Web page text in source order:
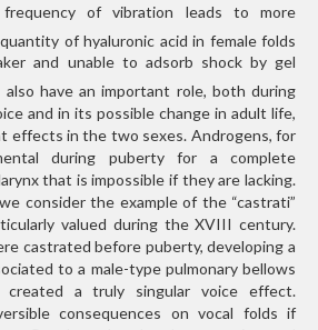
of vibration leads to more
of hyaluronic acid in female folds
and unable to adsorb shock by gel
also have an important role, both during
and in its possible change in adult life,
effects in the two sexes. Androgens, for
during puberty for a complete
that is impossible if they are lacking.
consider the example of the “castrati”
valued during the XVIII century.
castrated before puberty, developing a
to a male-type pulmonary bellows
created a truly singular voice effect.
consequences on vocal folds if